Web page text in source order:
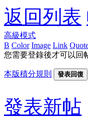
返回列表
高級模式
B Color Image Link
您需要登錄後才可以回
本版積分規則 發表回復
發表新帖